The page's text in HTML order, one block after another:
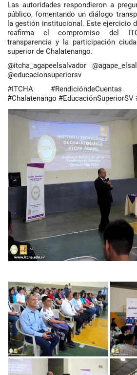
Las autoridades respondieron a
público, fomentando un diálogo
la gestión institucional. Este ejercicio
reafirma el compromiso del
transparencia y la participación
superior de Chalatenango.
@itcha_agapeelsalvador
@educacionsuperiorsv
#ITCHA #RendicióndeCuentas
#Chalatenango #EducaciónSuperiorSV